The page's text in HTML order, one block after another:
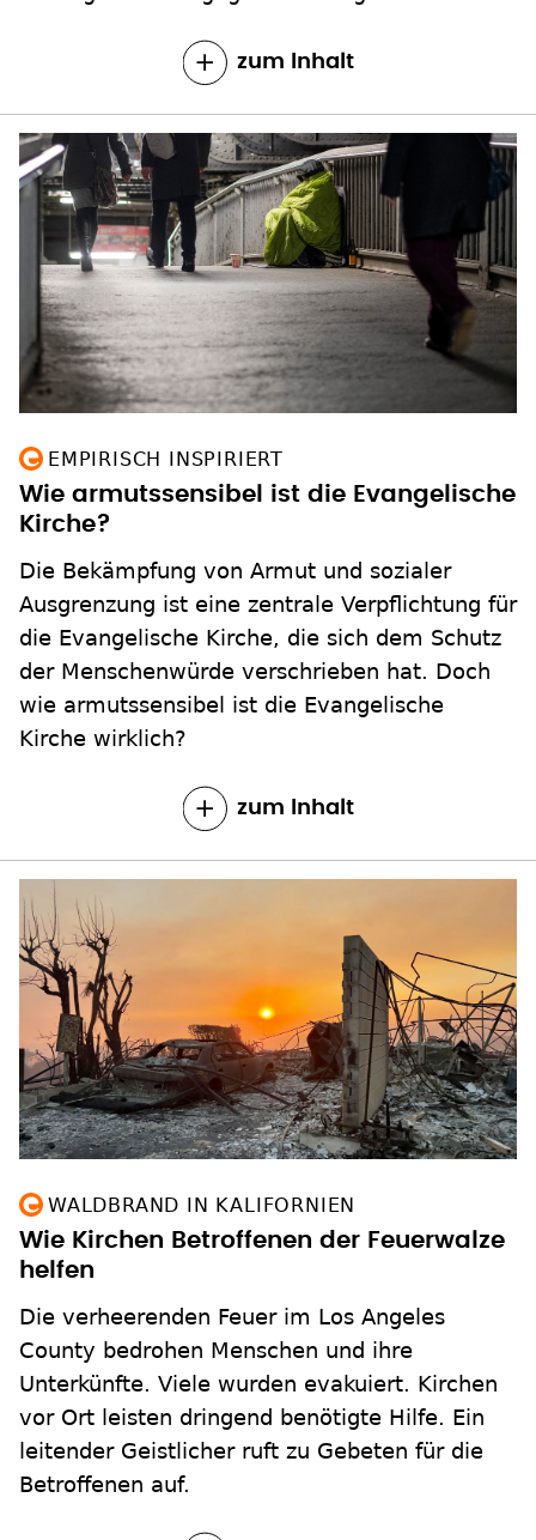
zum Inhalt
EMPIRISCH INSPIRIERT
Wie armutssensibel ist die Evangelische
Kirche?
Die Bekämpfung von Armut und sozialer
Ausgrenzung ist eine zentrale Verpflichtung für
die Evangelische Kirche, die sich dem Schutz
der Menschenwürde verschrieben hat. Doch
wie armutssensibel ist die Evangelische
Kirche wirklich?
zum Inhalt
WALDBRAND IN KALIFORNIEN
Wie Kirchen Betroffenen der Feuerwalze
helfen
Die verheerenden Feuer im Los Angeles
County bedrohen Menschen und ihre
Unterkünfte. Viele wurden evakuiert. Kirchen
vor Ort leisten dringend benötigte Hilfe. Ein
leitender Geistlicher ruft zu Gebeten für die
Betroffenen auf.